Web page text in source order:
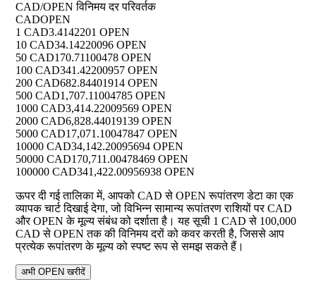
CAD/OPEN विनिमय दर परिवर्तक
CADOPEN
1 CAD3.4142201 OPEN
10 CAD34.14220096 OPEN
50 CAD170.71100478 OPEN
100 CAD341.42200957 OPEN
200 CAD682.84401914 OPEN
500 CAD1,707.11004785 OPEN
1000 CAD3,414.22009569 OPEN
2000 CAD6,828.44019139 OPEN
5000 CAD17,071.10047847 OPEN
10000 CAD34,142.20095694 OPEN
50000 CAD170,711.00478469 OPEN
100000 CAD341,422.00956938 OPEN
ऊपर दी गई तालिका में, आपको CAD से OPEN रूपांतरण डेटा का एक
व्यापक चार्ट दिखाई देगा, जो विभिन्न सामान्य रूपांतरण राशियों पर CAD
और OPEN के मूल्य संबंध को दर्शाता है। यह सूची 1 CAD से 100,000
CAD से OPEN तक की विनिमय दरों को कवर करती है, जिससे आप
प्रत्येक रूपांतरण के मूल्य को स्पष्ट रूप से समझ सकते हैं।
अभी OPEN खरीदें